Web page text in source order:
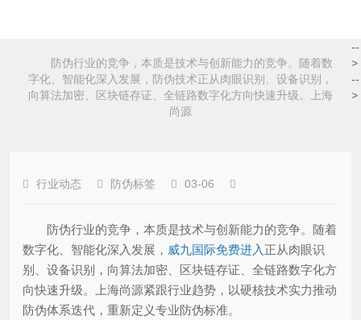
防伪行业的竞争，本质是技术与创新能力的竞争。随着数
字化、智能化深入发展，防伪技术正从肉眼识别、设备识别，
向算法加密、区块链存证、全链路数字化方向快速升级。上海
尚源
行业动态 防伪标签 03-06
防伪行业的竞争，本质是技术与创新能力的竞争。随着
数字化、智能化深入发展， 威九国际免费进入 正从肉眼识
别、设备识别，向算法加密、区块链存证、全链路数字化方
向快速升级。上海尚源紧跟行业趋势，以硬核技术实力推动
防伪体系迭代，重新定义专业防伪标准。
--
>
--
>